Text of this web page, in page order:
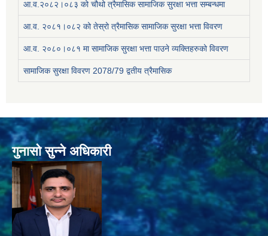
आ.व.२०८२।०८३ को चौथो त्रैमासिक सामाजिक सुरक्षा भत्ता सम्बन्धमा
आ.व. २०८१।०८२ को तेस्रो त्रैमासिक सामाजिक सुरक्षा भत्ता विवरण
आ.व. २०८०।०८१ मा सामाजिक सुरक्षा भत्ता पाउने व्यक्तिहरुको विवरण
सामाजिक सुरक्षा विवरण 2078/79 द्वतीय त्रैमासिक
गुनासो सुन्ने अधिकारी